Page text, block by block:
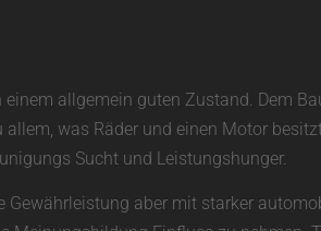
allgemein guten Zustand. Dem
was Räder und einen Motor
Sucht und Leistungshunger.
aber mit starker